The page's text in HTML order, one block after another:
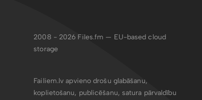
2008 - 2026 Files.fm — EU-based cloud
storage
Failiem.lv apvieno drošu glabāšanu,
koplietošanu, publicēšanu, satura pārvaldību